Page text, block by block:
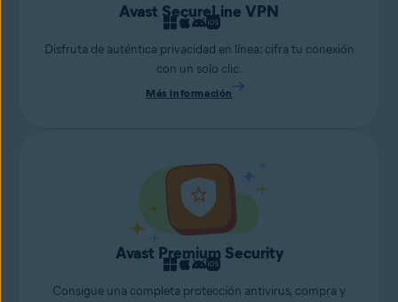
Avast SecureLine VPN
Disfruta de auténtica privacidad en línea: cifra tu conexión
con un solo clic.
Más información
Avast Premium Security
Consigue una completa protección antivirus, compra y